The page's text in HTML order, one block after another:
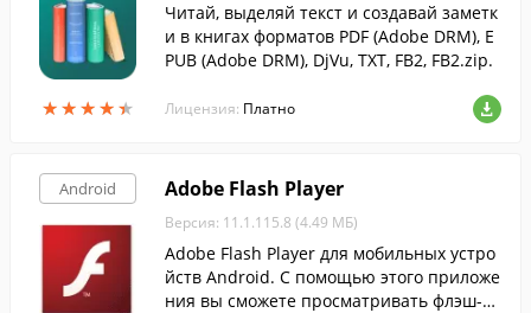
★★★★★
★★★★★
Читай, выделяй текст и создавай заметк
и в книгах форматов PDF (Adobe DRM), E
PUB (Adobe DRM), DjVu, TXT, FB2, FB2.zip.
Лицензия: Платно
Android Adobe Flash Player
Версия: 11.1.115.8 (4.49 МБ)
Adobe Flash Player для мобильных устро
йств Android. С помощью этого приложе
ния вы сможете просматривать флэш-р